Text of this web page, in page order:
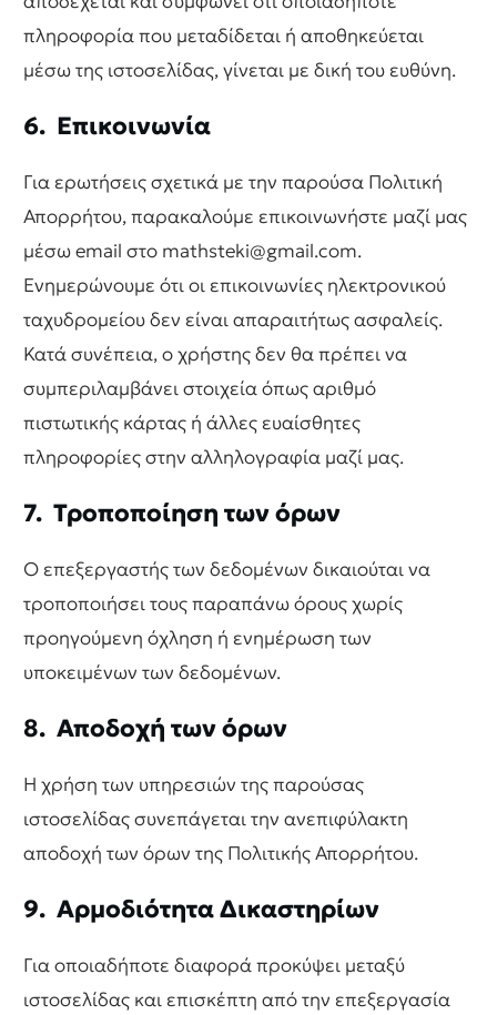
πληροφορία που μεταδίδεται ή αποθηκεύεται
μέσω της ιστοσελίδας, γίνεται με δική του ευθύνη.
6. Επικοινωνία
Για ερωτήσεις σχετικά με την παρούσα Πολιτική
Απορρήτου, παρακαλούμε επικοινωνήστε μαζί μας
μέσω email στο mathsteki@gmail.com.
Ενημερώνουμε ότι οι επικοινωνίες ηλεκτρονικού
ταχυδρομείου δεν είναι απαραιτήτως ασφαλείς.
Κατά συνέπεια, ο χρήστης δεν θα πρέπει να
συμπεριλαμβάνει στοιχεία όπως αριθμό
πιστωτικής κάρτας ή άλλες ευαίσθητες
πληροφορίες στην αλληλογραφία μαζί μας.
7. Τροποποίηση των όρων
Ο επεξεργαστής των δεδομένων δικαιούται να
τροποποιήσει τους παραπάνω όρους χωρίς
προηγούμενη όχληση ή ενημέρωση των
υποκειμένων των δεδομένων.
8. Αποδοχή των όρων
Η χρήση των υπηρεσιών της παρούσας
ιστοσελίδας συνεπάγεται την ανεπιφύλακτη
αποδοχή των όρων της Πολιτικής Απορρήτου.
9. Αρμοδιότητα Δικαστηρίων
Για οποιαδήποτε διαφορά προκύψει μεταξύ
ιστοσελίδας και επισκέπτη από την επεξεργασία